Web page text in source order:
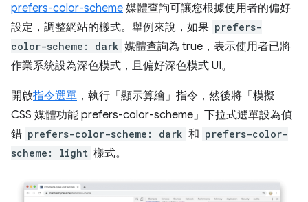
prefers-color-scheme 媒體查詢可讓您根據使用者的偏好
設定，調整網站的樣式。舉例來說，如果 prefers-
color-scheme: dark 媒體查詢為 true，表示使用者已將
作業系統設為深色模式，且偏好深色模式 UI。
開啟指令選單 ，執行「顯示算繪」 指令，然後將「模擬
CSS 媒體功能 prefers-color-scheme」 下拉式選單設為偵
錯 prefers-color-scheme: dark 和 prefers-color-
scheme: light 樣式。